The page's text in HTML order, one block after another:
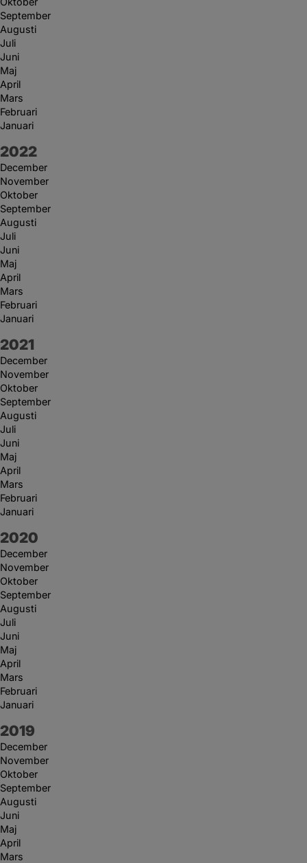
September
Augusti
Juli
Juni
Maj
April
Mars
Februari
Januari
År:
2022
December
November
Oktober
September
Augusti
Juli
Juni
Maj
April
Mars
Februari
Januari
År:
2021
December
November
Oktober
September
Augusti
Juli
Juni
Maj
April
Mars
Februari
Januari
År:
2020
December
November
Oktober
September
Augusti
Juli
Juni
Maj
April
Mars
Februari
Januari
År:
2019
December
November
Oktober
September
Augusti
Juni
Maj
April
Mars